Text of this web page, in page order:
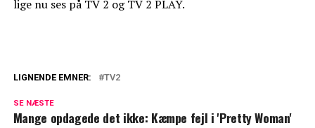
lige nu ses på TV 2 og TV 2 PLAY.
aldrig tilbage
LIGNENDE EMNER: TV2
SE NÆSTE
Mange opdagede det ikke: Kæmpe fejl i 'Pretty Woman'